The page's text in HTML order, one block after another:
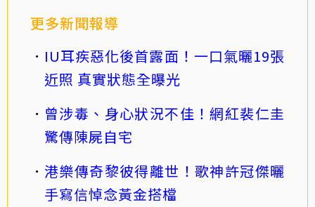
更多新聞報導
IU耳疾惡化後首露面！一口氣曬19張
近照 真實狀態全曝光
曾涉毒、身心狀況不佳！網紅裴仁圭
驚傳陳屍自宅
港樂傳奇黎彼得離世！歌神許冠傑曬
手寫信悼念黃金搭檔